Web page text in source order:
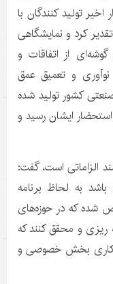
تولید کنندگان با
کرد و نمایشگاهی
از اتفاقات و
و تعمیق عمق
کشور تولید شده
استحضار ایشان رسید و
الزاماتی است، گفت:
به لحاظ برنامه
شده که در حوزه‌های
ریزی و محقق کنند که
بخش خصوصی و